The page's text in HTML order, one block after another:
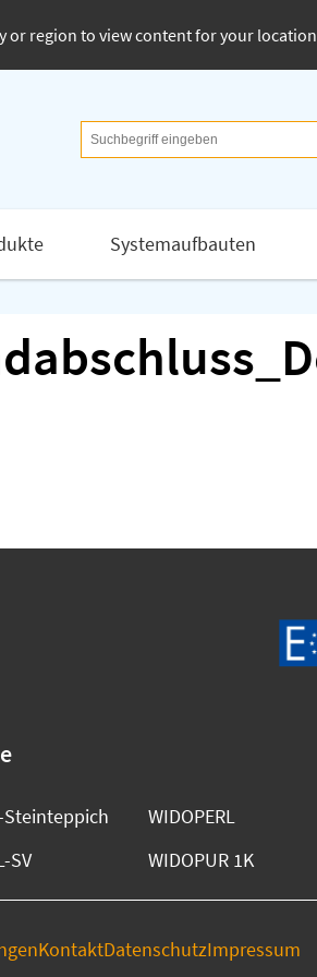
or region to view content for your location
Systemaufbauten
Steinteppich
SV
WIDOPERL
WIDOPUR 1K
KontaktDatenschutzImpressum